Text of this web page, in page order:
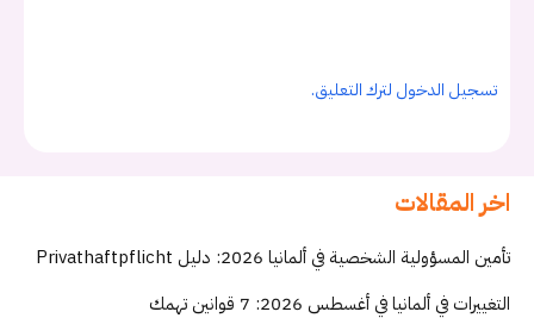
تسجيل الدخول لترك التعليق.
اخر المقالات
تأمين المسؤولية الشخصية في ألمانيا 2026: دليل Privathaftpflicht
التغييرات في ألمانيا في أغسطس 2026: 7 قوانين تهمك